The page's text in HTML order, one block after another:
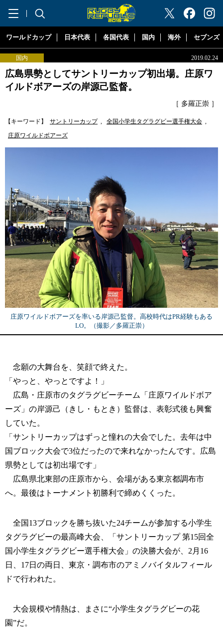
"ラグビーリパブリック"
ワールドカップ 日本代表 各国代表 国内 海外 セブンズ
国内 2019.02.24
広島県勢としてサントリーカップ初出場。庄原ワ
イルドボアーズの岸源己監督。
［ 多羅正崇 ］
【キーワード】 サントリーカップ , 全国小学生タグラグビー選手権大会 ,
庄原ワイルドボアーズ
庄原ワイルドボアーズを率いる岸源己監督。高校時代はPR経験もある
LO。（撮影／多羅正崇）
念願の大舞台を、笑顔で終えた。
「やっと、やっとですよ！」
広島・庄原市のタグラグビーチーム「庄原ワイルドボア
ーズ」の岸源己（きし・もとき）監督は、表彰式後も興奮
していた。
「サントリーカップはずっと憧れの大会でした。去年は中
国ブロック大会で3位だったので来れなかったんです。広島
県勢としては初出場です」
広島県北東部の庄原市から、会場がある東京都調布市
へ。最後はトーナメント初勝利で締めくくった。
全国13ブロックを勝ち抜いた24チームが参加する小学生
タグラグビーの最高峰大会、「サントリーカップ 第15回全
国小学生タグラグビー選手権大会」の決勝大会が、2月16
日、17日の両日、東京・調布市のアミノバイタルフィール
ドで行われた。
大会規模や情熱は、まさに“小学生タグラグビーの花
園”だ。